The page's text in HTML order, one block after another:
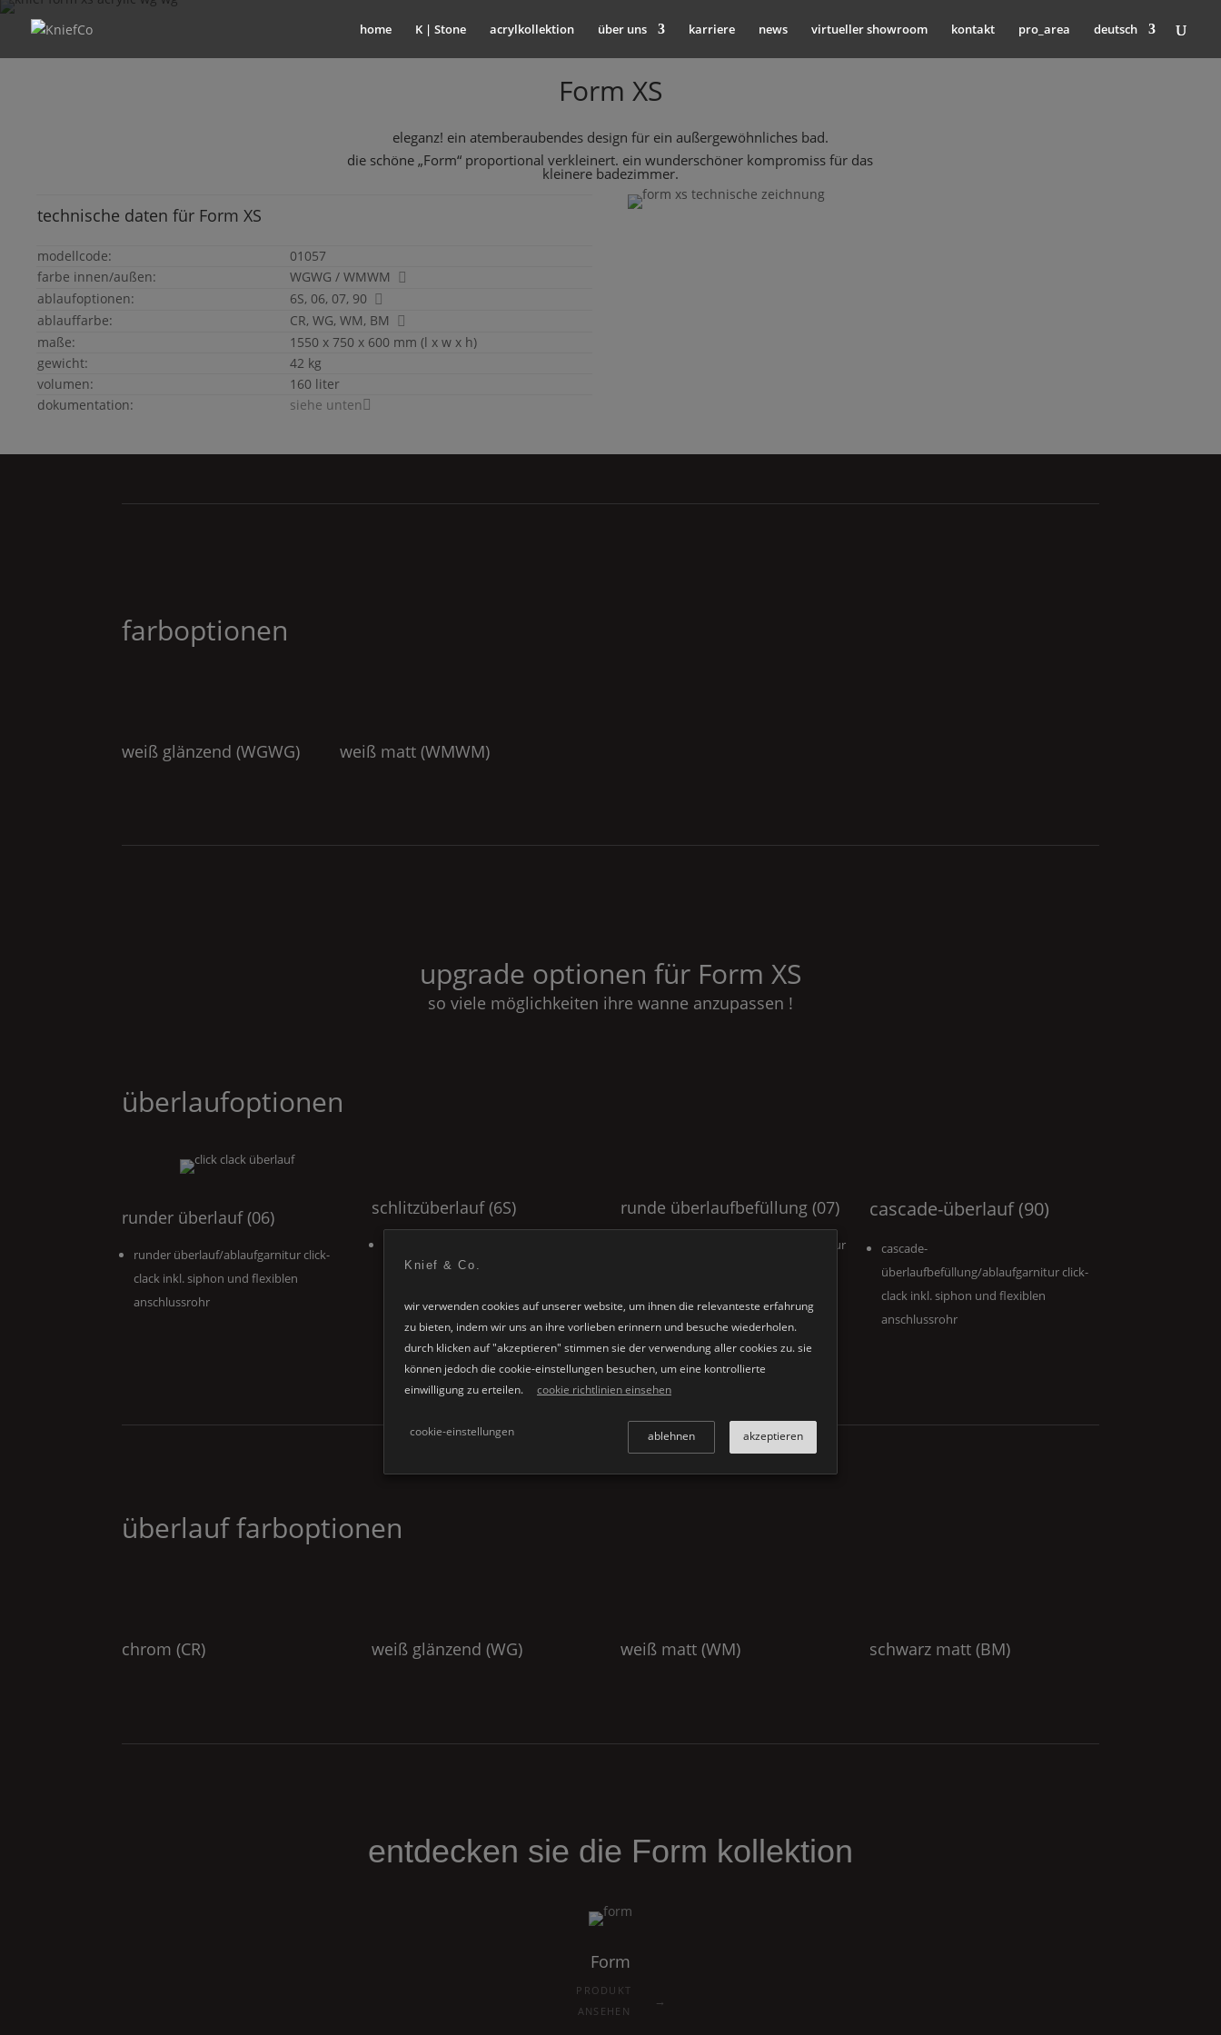
home K | Stone acrylkollektion über uns karriere news virtueller showroom kontakt pro_area deutsch
Form XS
eleganz! ein atemberaubendes design für ein außergewöhnliches bad.
die schöne „Form“ proportional verkleinert. ein wunderschöner kompromiss für das
kleinere badezimmer.
technische daten für Form XS
modellcode:
01057
farbe innen/außen:
WGWG / WMWM
ablaufoptionen:
6S, 06, 07, 90
ablauffarbe:
CR, WG, WM, BM
maße:
1550 x 750 x 600 mm (l x w x h)
gewicht:
42 kg
volumen:
160 liter
dokumentation:
siehe unten
farboptionen
weiß glänzend (WGWG) weiß matt (WMWM)
upgrade optionen für Form XS
so viele möglichkeiten ihre wanne anzupassen !
überlaufoptionen
runder überlauf (06)
runder überlauf/ablaufgarnitur click-
clack inkl. siphon und flexiblen
anschlussrohr
schlitzüberlauf (6S)
inkl. siphon und flexiblen anschlussrohr
runde überlaufbefüllung (07)
runde überlaufbefüllung/ablaufgarnitur
cascade-überlauf (90)
cascade-
überlaufbefüllung/ablaufgarnitur click-
clack inkl. siphon und flexiblen
anschlussrohr
überlauf farboptionen
chrom (CR) weiß glänzend (WG) weiß matt (WM) schwarz matt (BM)
entdecken sie die Form kollektion
Form
PRODUKT
ANSEHEN
→
Knief & Co.
wir verwenden cookies auf unserer website, um ihnen die relevanteste erfahrung
zu bieten, indem wir uns an ihre vorlieben erinnern und besuche wiederholen.
durch klicken auf "akzeptieren" stimmen sie der verwendung aller cookies zu. sie
können jedoch die cookie-einstellungen besuchen, um eine kontrollierte
einwilligung zu erteilen.
cookie richtlinien einsehen
cookie-einstellungen akzeptieren
ablehnen